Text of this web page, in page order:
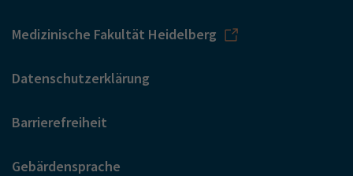
Medizinische Fakultät Heidelberg
Datenschutzerklärung
Barrierefreiheit
Gebärdensprache